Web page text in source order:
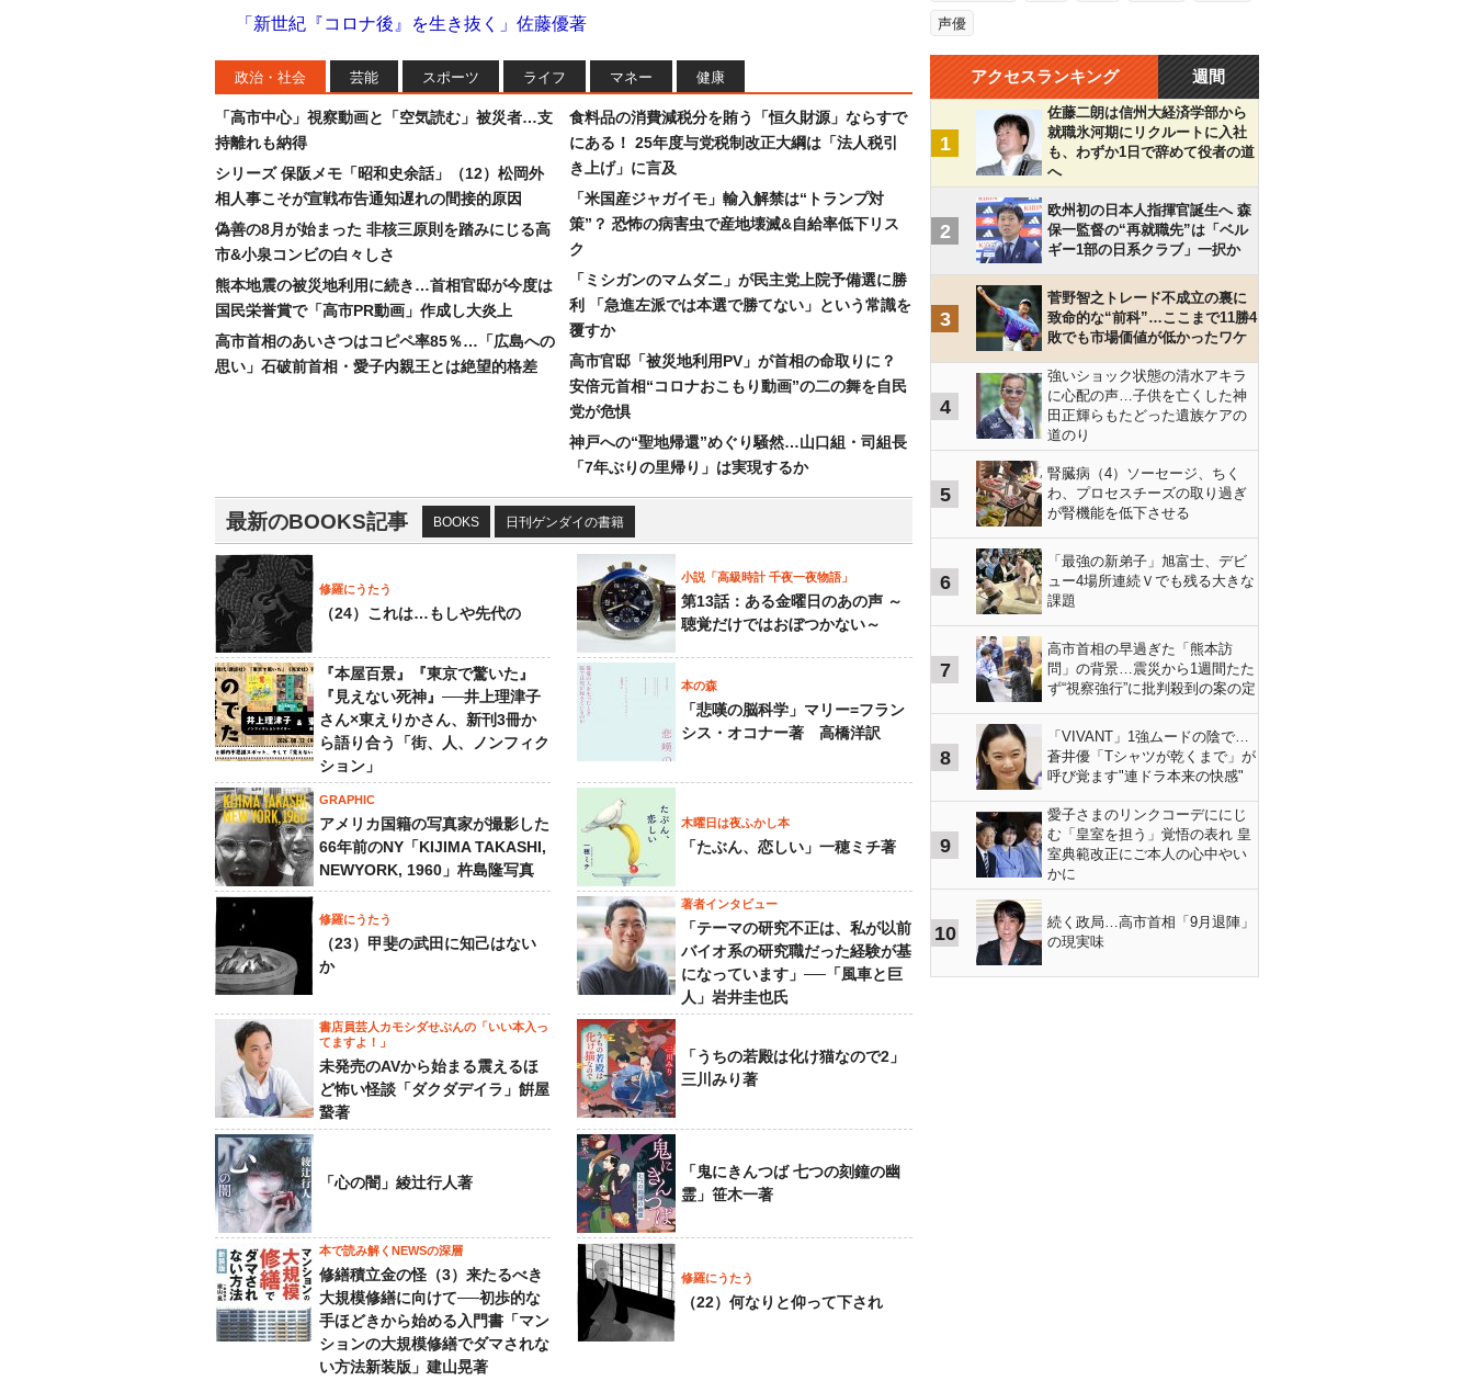
「新世紀『コロナ後』を生き抜く」佐藤優著
政治・社会 芸能 スポーツ ライフ マネー 健康
「高市中心」視察動画と「空気読む」被災者…支
持離れも納得
シリーズ 保阪メモ「昭和史余話」（12）松岡外
相人事こそが宣戦布告通知遅れの間接的原因
偽善の8月が始まった 非核三原則を踏みにじる高
市&小泉コンビの白々しさ
熊本地震の被災地利用に続き…首相官邸が今度は
国民栄誉賞で「高市PR動画」作成し大炎上
高市首相のあいさつはコピペ率85％…「広島への
思い」石破前首相・愛子内親王とは絶望的格差
食料品の消費減税分を賄う「恒久財源」ならすで
にある！ 25年度与党税制改正大綱は「法人税引
き上げ」に言及
「米国産ジャガイモ」輸入解禁は“トランプ対
策”？ 恐怖の病害虫で産地壊滅&自給率低下リス
ク
「ミシガンのマムダニ」が民主党上院予備選に勝
利 「急進左派では本選で勝てない」という常識を
覆すか
高市官邸「被災地利用PV」が首相の命取りに？
安倍元首相“コロナおこもり動画”の二の舞を自民
党が危惧
神戸への“聖地帰還”めぐり騒然…山口組・司組長
「7年ぶりの里帰り」は実現するか
最新のBOOKS記事 BOOKS 日刊ゲンダイの書籍
修羅にうたう
（24）これは…もしや先代の
小説「高級時計 千夜一夜物語」
第13話：ある金曜日のあの声 ～
聴覚だけではおぼつかない～
『本屋百景』『東京で驚いた』
『見えない死神』──井上理津子
さん×東えりかさん、新刊3冊か
ら語り合う「街、人、ノンフィク
ション」
本の森
「悲嘆の脳科学」マリー=フラン
シス・オコナー著 高橋洋訳
GRAPHIC
アメリカ国籍の写真家が撮影した
66年前のNY「KIJIMA TAKASHI,
NEWYORK, 1960」杵島隆写真
木曜日は夜ふかし本
「たぶん、恋しい」一穂ミチ著
修羅にうたう
（23）甲斐の武田に知己はない
か
著者インタビュー
「テーマの研究不正は、私が以前
バイオ系の研究職だった経験が基
になっています」──「風車と巨
人」岩井圭也氏
書店員芸人カモシダせぶんの「いい本入っ
てますよ！」
未発売のAVから始まる震えるほ
ど怖い怪談「ダクダデイラ」餠屋
䖸著
「うちの若殿は化け猫なので2」
三川みり著
「心の闇」綾辻行人著
「鬼にきんつば 七つの刻鐘の幽
霊」笹木一著
本で読み解くNEWSの深層
修繕積立金の怪（3）来たるべき
大規模修繕に向けて──初歩的な
手ほどきから始める入門書「マン
ションの大規模修繕でダマされな
い方法新装版」建山晃著
修羅にうたう
（22）何なりと仰って下され
声優
アクセスランキング 週間
1
佐藤二朗は信州大経済学部から
就職氷河期にリクルートに入社
も、わずか1日で辞めて役者の道
へ
2
欧州初の日本人指揮官誕生へ 森
保一監督の“再就職先”は「ベル
ギー1部の日系クラブ」一択か
3
菅野智之トレード不成立の裏に
致命的な“前科”…ここまで11勝4
敗でも市場価値が低かったワケ
4
強いショック状態の清水アキラ
に心配の声…子供を亡くした神
田正輝らもたどった遺族ケアの
道のり
5
腎臓病（4）ソーセージ、ちく
わ、プロセスチーズの取り過ぎ
が腎機能を低下させる
6
「最強の新弟子」旭富士、デビ
ュー4場所連続Ｖでも残る大きな
課題
7
高市首相の早過ぎた「熊本訪
問」の背景…震災から1週間たた
ず“視察強行”に批判殺到の案の定
8
「VIVANT」1強ムードの陰で…
蒼井優「Tシャツが乾くまで」が
呼び覚ます"連ドラ本来の快感"
9
愛子さまのリンクコーデににじ
む「皇室を担う」覚悟の表れ 皇
室典範改正にご本人の心中やい
かに
10
続く政局…高市首相「9月退陣」
の現実味